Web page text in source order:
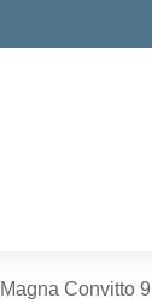
Convitto